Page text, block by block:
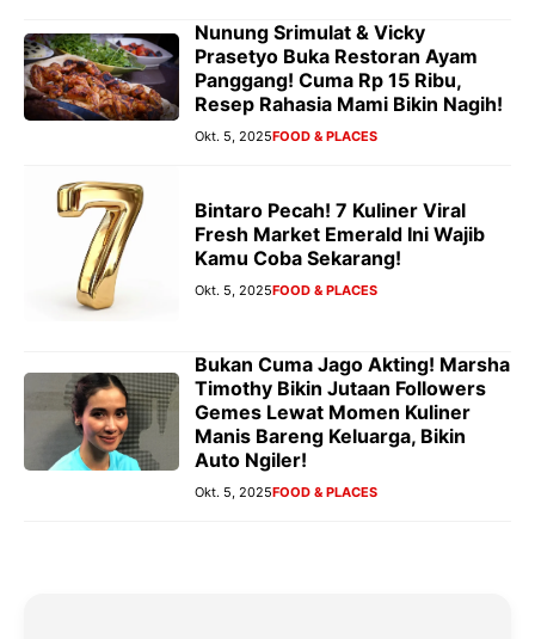
Nunung Srimulat & Vicky
Prasetyo Buka Restoran Ayam
Panggang! Cuma Rp 15 Ribu,
Resep Rahasia Mami Bikin Nagih!
Okt. 5, 2025FOOD & PLACES
Bintaro Pecah! 7 Kuliner Viral
Fresh Market Emerald Ini Wajib
Kamu Coba Sekarang!
Okt. 5, 2025FOOD & PLACES
Bukan Cuma Jago Akting! Marsha
Timothy Bikin Jutaan Followers
Gemes Lewat Momen Kuliner
Manis Bareng Keluarga, Bikin
Auto Ngiler!
Okt. 5, 2025FOOD & PLACES